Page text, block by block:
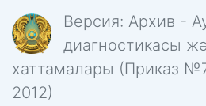
Версия: Архив -
диагностикасы
хаттамалары (Приказ
2012)